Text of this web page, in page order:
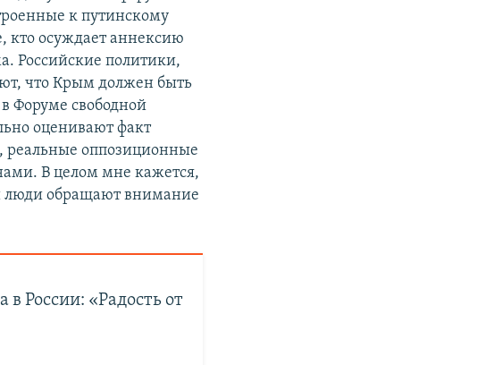
к путинскому
кто осуждает аннексию
Российские политики,
что Крым должен быть
Форуме свободной
оценивают факт
реальные оппозиционные
В целом мне кажется,
люди обращают внимание
в России: «Радость от